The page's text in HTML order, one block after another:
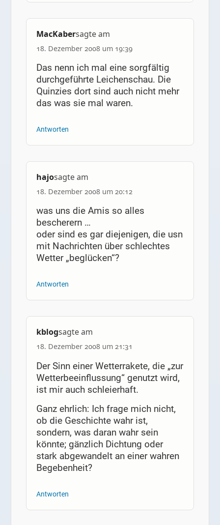
MacKabersagte am
18. Dezember 2008 um 19:39
Das nenn ich mal eine sorgfältig
durchgeführte Leichenschau. Die
Quinzies dort sind auch nicht mehr
das was sie mal waren.
Antworten
hajosagte am
18. Dezember 2008 um 20:12
was uns die Amis so alles
bescherern …
oder sind es gar diejenigen, die usn
mit Nachrichten über schlechtes
Wetter „beglücken“?
Antworten
kblogsagte am
18. Dezember 2008 um 21:31
Der Sinn einer Wetterrakete, die „zur
Wetterbeeinflussung“ genutzt wird,
ist mir auch schleierhaft.
Ganz ehrlich: Ich frage mich nicht,
ob die Geschichte wahr ist,
sondern, was daran wahr sein
könnte; gänzlich Dichtung oder
stark abgewandelt an einer wahren
Begebenheit?
Antworten